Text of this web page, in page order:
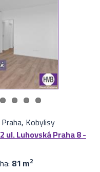
Kobylisy
ul. Luhovská Praha 8 -
81 m2